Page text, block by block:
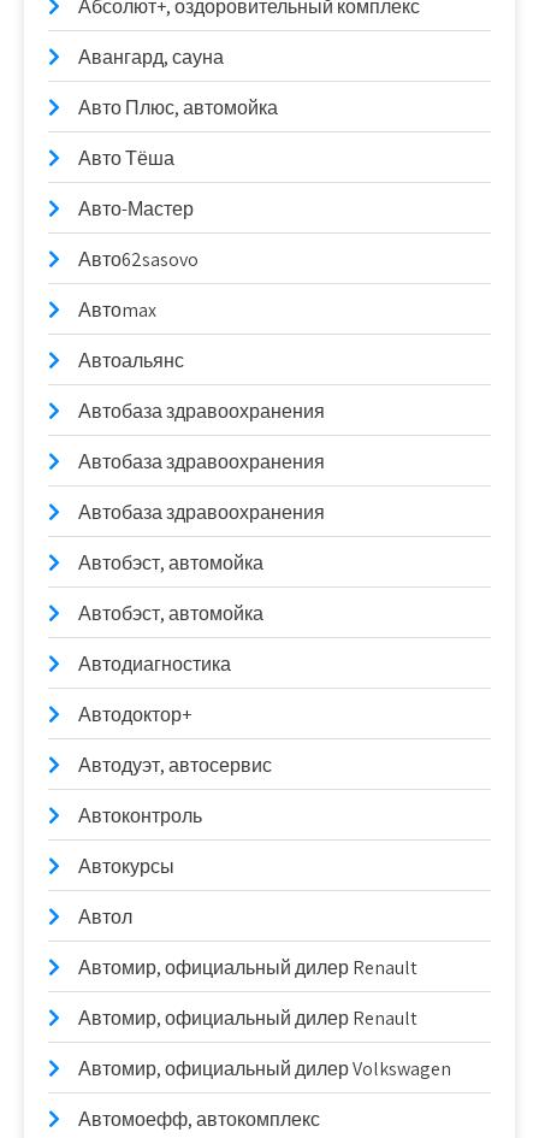
Абсолют+, оздоровительный комплекс
Авангард, сауна
Авто Плюс, автомойка
Авто Тёша
Авто-Мастер
Авто62sasovo
Автоmax
Автоальянс
Автобаза здравоохранения
Автобаза здравоохранения
Автобаза здравоохранения
Автобэст, автомойка
Автобэст, автомойка
Автодиагностика
Автодоктор+
Автодуэт, автосервис
Автоконтроль
Автокурсы
Автол
Автомир, официальный дилер Renault
Автомир, официальный дилер Renault
Автомир, официальный дилер Volkswagen
Автомоефф, автокомплекс